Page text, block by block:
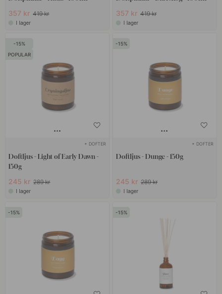
357 kr 419 kr
I lager
357 kr 419 kr
I lager
15
POPULAR
+ DOFTER
Doftljus - Light of Early Dawn -
150g
245 kr 289 kr
I lager
15
+ DOFTER
Doftljus - Dunge - 150g
245 kr 289 kr
I lager
15 15